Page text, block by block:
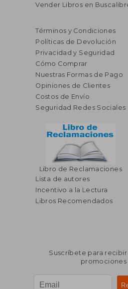
Vender Libros en
Términos y Condiciones
Políticas de Devolución
Privacidad y Seguridad
Cómo Comprar
Nuestras Formas de Pago
Opiniones de Clientes
Costos de Envío
Seguridad Redes Sociales
Libro de Reclamaciones
Lista de autores
Incentivo a la Lectura
Libros Recomendados
Suscríbete para
promociones